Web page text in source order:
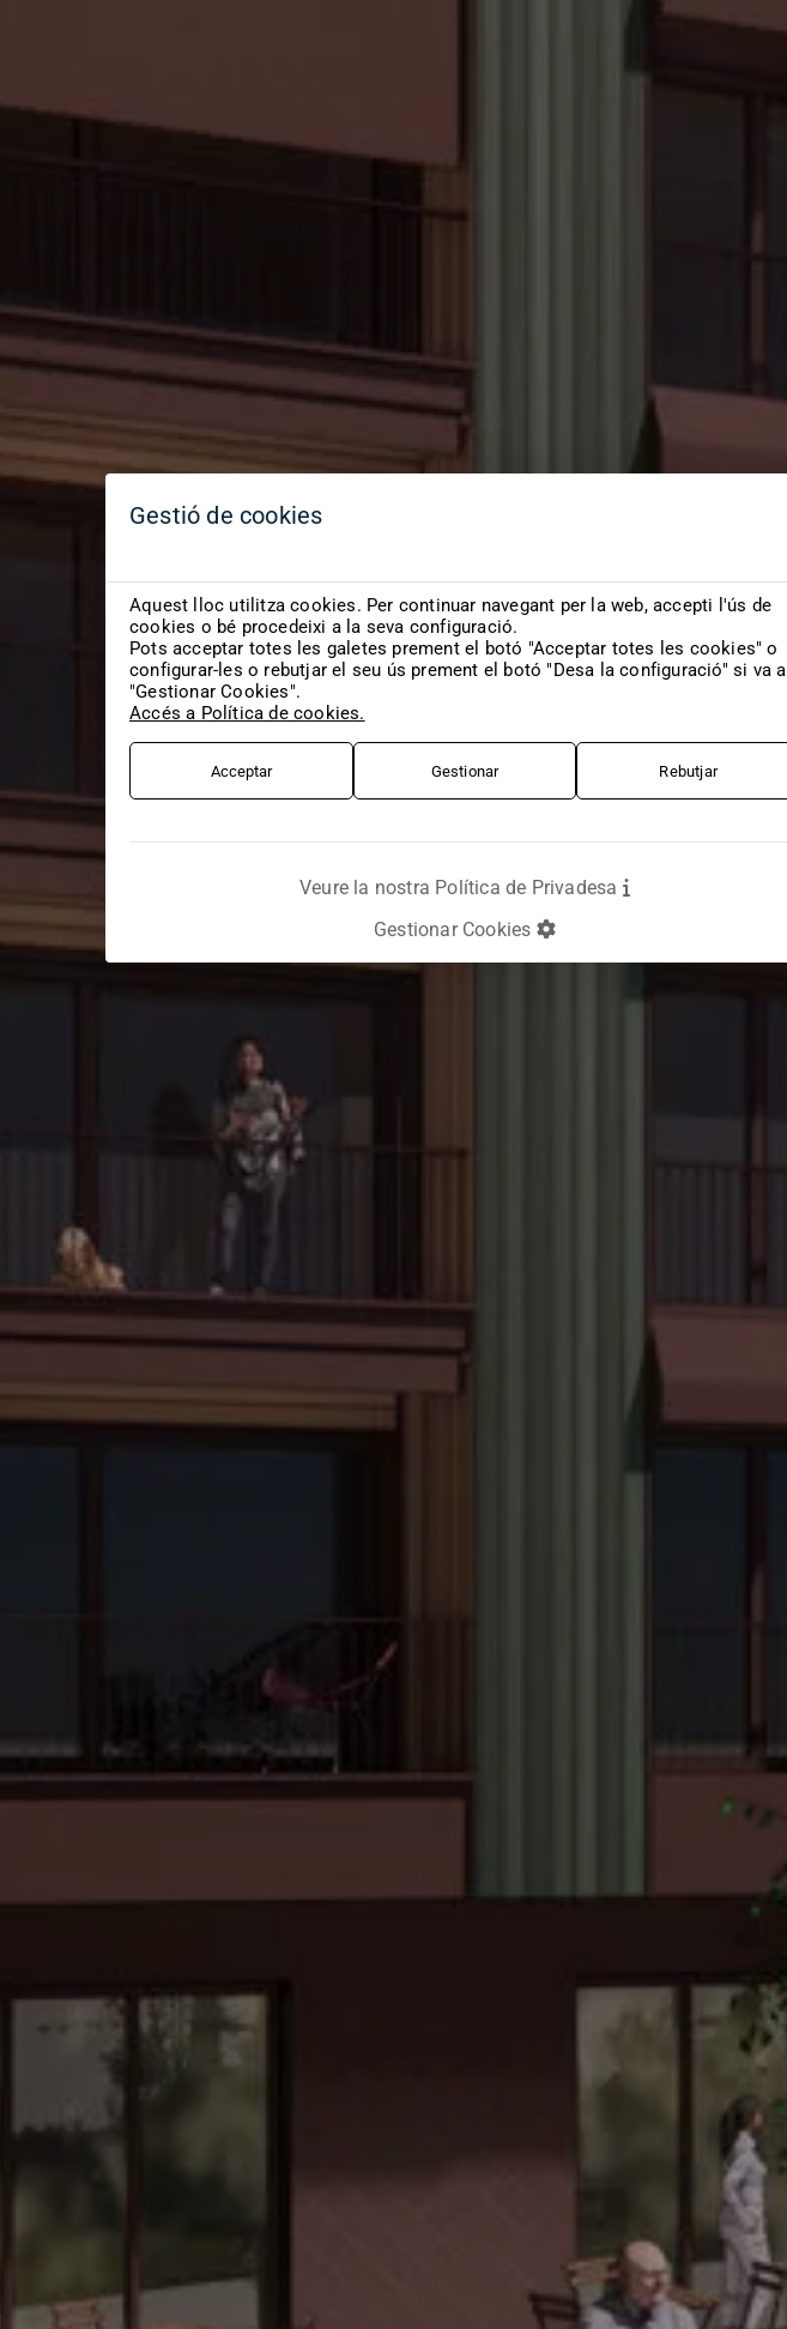
Gestió de cookies
Aquest lloc utilitza cookies. Per continuar navegant per la web, accepti l'ús de
cookies o bé procedeixi a la seva configuració.
Pots acceptar totes les galetes prement el botó "Acceptar totes les cookies" o
configurar-les o rebutjar el seu ús prement el botó "Desa la configuració" si va a
"Gestionar Cookies".
Accés a Política de cookies.
Acceptar Gestionar Rebutjar
Veure la nostra Política de Privadesa
Gestionar Cookies